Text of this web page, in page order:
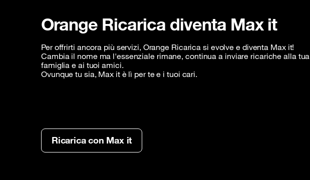
Orange Ricarica diventa Max it
Per offrirti ancora più servizi, Orange Ricarica si evolve e diventa Max it!
Cambia il nome ma l'essenziale rimane, continua a inviare ricariche alla tua
famiglia e ai tuoi amici.
Ovunque tu sia, Max it è lì per te e i tuoi cari.
Ricarica con Max it